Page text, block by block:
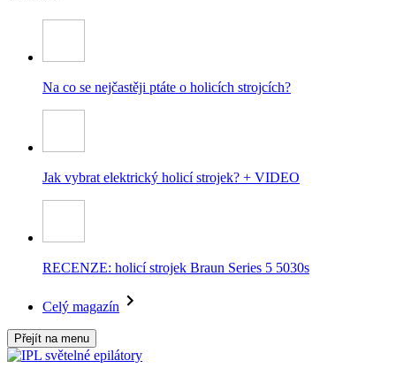
Na co se nejčastěji ptáte o holicích strojcích?
Jak vybrat elektrický holicí strojek? + VIDEO
RECENZE: holicí strojek Braun Series 5 5030s
Celý magazín
Přejít na menu